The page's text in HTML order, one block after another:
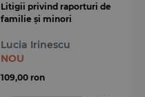
Litigii privind raporturi de
familie și minori
Lucia Irinescu
NOU
109,00 ron